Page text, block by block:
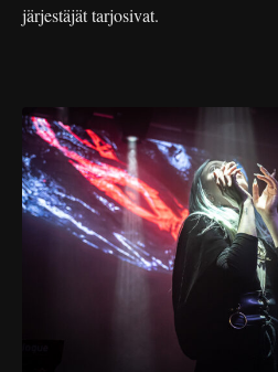
järjestäjät tarjosivat.